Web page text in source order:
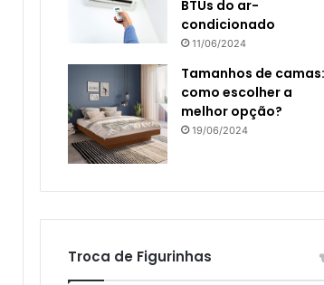
BTUs do ar-
condicionado
11/06/2024
Tamanhos de camas:
como escolher a
melhor opção?
19/06/2024
Troca de Figurinhas